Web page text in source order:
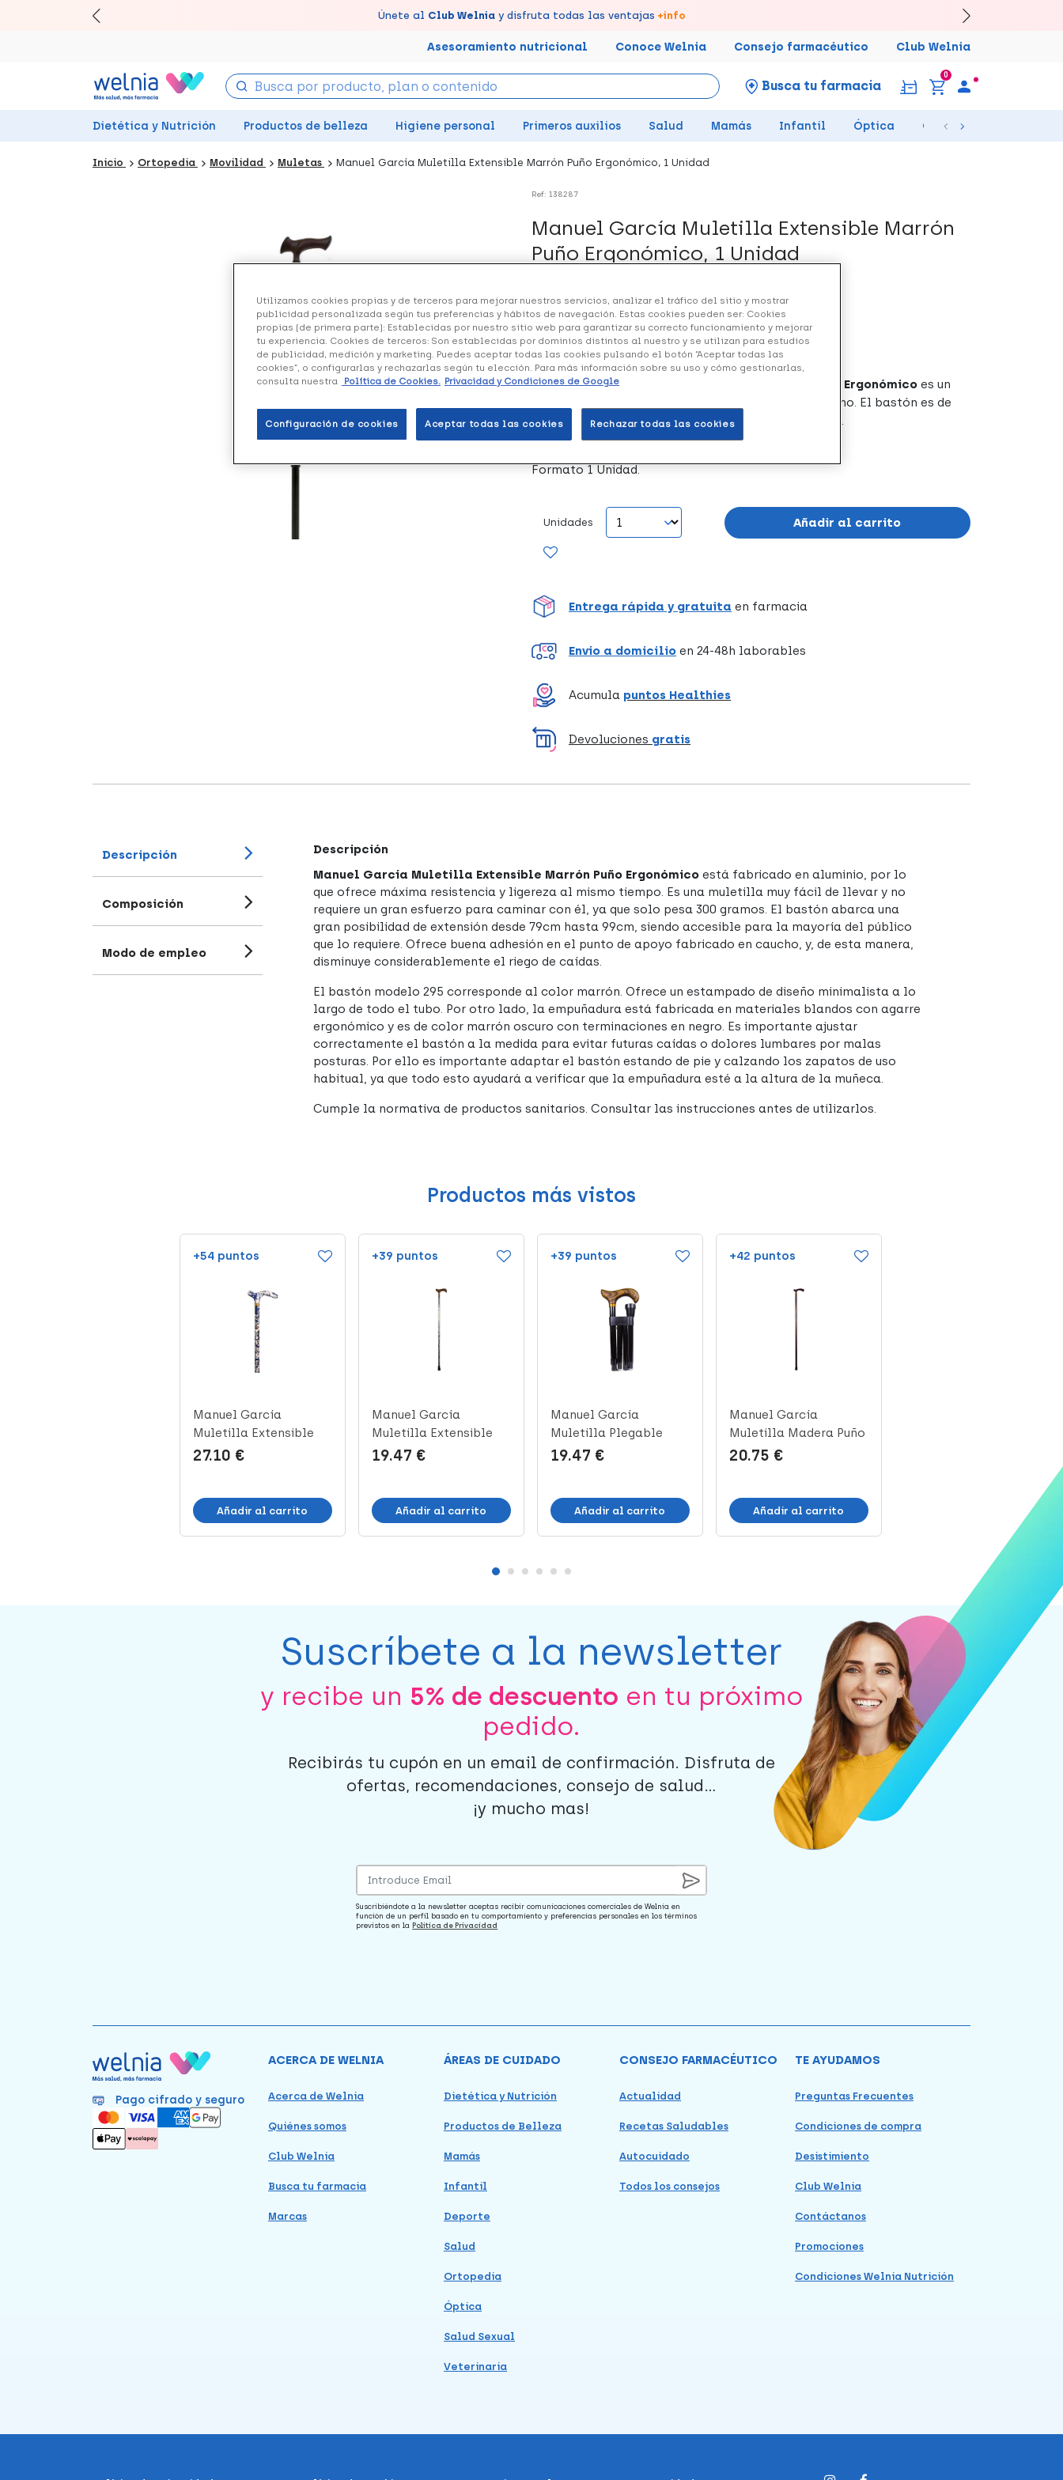
Disfruta de la entregarápida y gratuitaen farmacia
Únete al Club Welniay disfruta todas las ventajas +info
Llévate un7% de descuentocreando tu cuentaaquí
Canjea tus puntos en tu Farmacia de Confianza, acumúlalos online.
Asesoramiento nutricional Conoce Welnia Consejo farmacéutico Club Welnia
Busca tu farmacia
0
Dietética y Nutrición Productos de belleza Higiene personal Primeros auxilios Salud Mamás Infantil Óptica Ortopedia
Inicio Ortopedia Movilidad Muletas Manuel García Muletilla Extensible Marrón Puño Ergonómico, 1 Unidad
Ref: 138287
Manuel García Muletilla Extensible Marrón
Puño Ergonómico, 1 Unidad
+ 46 puntosHealthies
Manuel García Muletilla Extensible Marrón Puño Ergonómico es un
bastón extensible. Es de aluminio, de peso muy liviano. El bastón es de
color marrón con un pequeño estampado en el tubo.
Formato 1 Unidad.
Unidades Añadir al carrito
Entrega rápida y gratuita en farmacia
Envío a domicilio en 24-48h laborables
Acumula puntos Healthies
Devoluciones gratis
Descripción
Composición
Modo de empleo
Descripción
Manuel García Muletilla Extensible Marrón Puño Ergonómicoestá fabricado en aluminio, por lo
que ofrece máxima resistencia y ligereza al mismo tiempo. Es una muletilla muy fácil de llevar y no
requiere un gran esfuerzo para caminar con él, ya que solo pesa 300 gramos. El bastón abarca una
gran posibilidad de extensión desde 79cm hasta 99cm, siendo accesible para la mayoría del público
que lo requiere. Ofrece buena adhesión en el punto de apoyo fabricado en caucho, y, de esta manera,
disminuye considerablemente el riego de caídas.
El bastón modelo 295 corresponde al color marrón. Ofrece un estampado de diseño minimalista a lo
largo de todo el tubo. Por otro lado, la empuñadura está fabricada en materiales blandos con agarre
ergonómico y es de color marrón oscuro con terminaciones en negro. Es importante ajustar
correctamente el bastón a la medida para evitar futuras caídas o dolores lumbares por malas
posturas. Por ello es importante adaptar el bastón estando de pie y calzando los zapatos de uso
habitual, ya que todo esto ayudará a verificar que la empuñadura esté a la altura de la muñeca.
Cumple la normativa de productos sanitarios. Consultar las instrucciones antes de utilizarlos.
Productos más vistos
+54 puntos
Manuel García
Muletilla Extensible
Azul Puño Flo...
27.10 €
Añadir al carrito
+39 puntos
Manuel García
Muletilla Extensible
Negra Flores ...
19.47 €
Añadir al carrito
+39 puntos
Manuel García
Muletilla Plegable
Negra Puño Made...
19.47 €
Añadir al carrito
+42 puntos
Manuel García
Muletilla Madera Puño
Metacrilato,...
20.75 €
Añadir al carrito
Suscríbete a la newsletter
y recibe un 5% de descuento en tu próximo
pedido.
Recibirás tu cupón en un email de confirmación. Disfruta de
ofertas, recomendaciones, consejo de salud...
¡y mucho mas!
Suscribiéndote a la newsletter aceptas recibir comunicaciones comerciales de Welnia en
función de un perfil basado en tu comportamiento y preferencias personales en los términos
previstos en laPolítica de Privacidad
Pago cifrado y seguro
ACERCA DE WELNIA
Acerca de Welnia
Quiénes somos
Club Welnia
Busca tu farmacia
Marcas
ÁREAS DE CUIDADO
Dietética y Nutrición
Productos de Belleza
Mamás
Infantil
Deporte
Salud
Ortopedia
Óptica
Salud Sexual
Veterinaria
CONSEJO FARMACÉUTICO
Actualidad
Recetas Saludables
Autocuidado
Todos los consejos
TE AYUDAMOS
Preguntas Frecuentes
Condiciones de compra
Desistimiento
Club Welnia
Contáctanos
Promociones
Condiciones Welnia Nutrición
Utilizamos cookies propias y de terceros para mejorar nuestros servicios, analizar el tráfico del sitio y mostrar
publicidad personalizada según tus preferencias y hábitos de navegación. Estas cookies pueden ser: Cookies
propias (de primera parte): Establecidas por nuestro sitio web para garantizar su correcto funcionamiento y mejorar
tu experiencia. Cookies de terceros: Son establecidas por dominios distintos al nuestro y se utilizan para estudios
de publicidad, medición y marketing. Puedes aceptar todas las cookies pulsando el botón “Aceptar todas las
cookies”, o configurarlas y rechazarlas según tu elección. Para más información sobre su uso y cómo gestionarlas,
consulta nuestra
Política de Cookies. Privacidad y Condiciones de Google
Configuración de cookies Rechazar todas las cookies
Aceptar todas las cookies